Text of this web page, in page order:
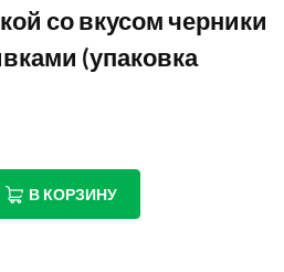
со вкусом черники
(упаковка
В КОРЗИНУ